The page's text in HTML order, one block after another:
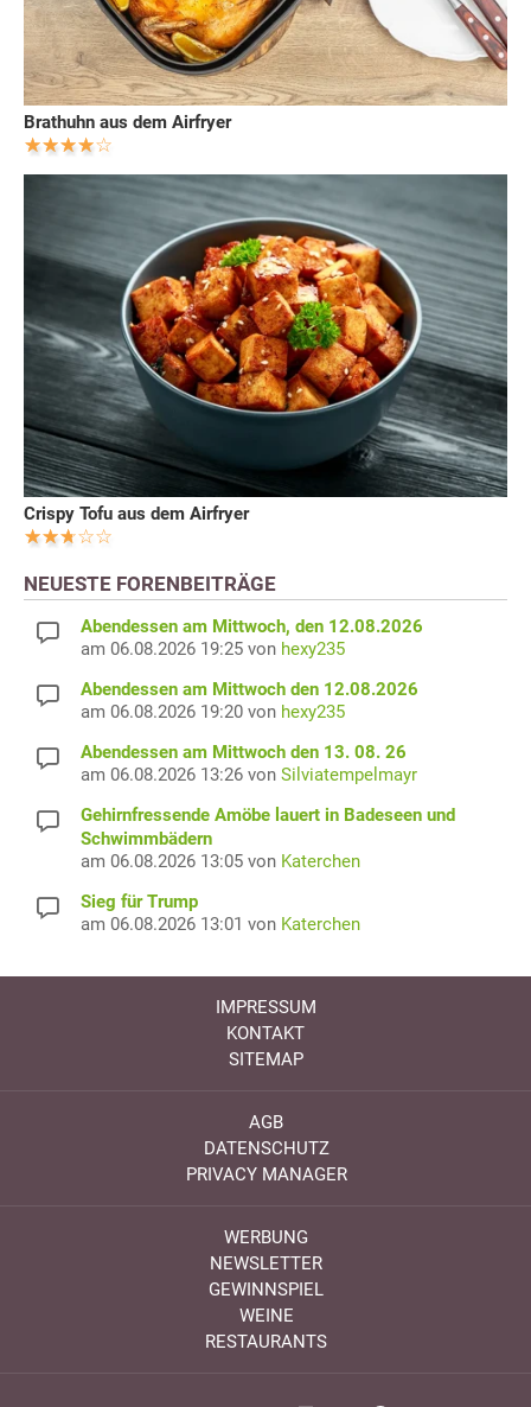
Brathuhn aus dem Airfryer
Crispy Tofu aus dem Airfryer
NEUESTE FORENBEITRÄGE
Abendessen am Mittwoch, den 12.08.2026
am 06.08.2026 19:25 von hexy235
Abendessen am Mittwoch den 12.08.2026
am 06.08.2026 19:20 von hexy235
Abendessen am Mittwoch den 13. 08. 26
am 06.08.2026 13:26 von Silviatempelmayr
Gehirnfressende Amöbe lauert in Badeseen und
Schwimmbädern
am 06.08.2026 13:05 von Katerchen
Sieg für Trump
am 06.08.2026 13:01 von Katerchen
IMPRESSUM
KONTAKT
SITEMAP
AGB
DATENSCHUTZ
PRIVACY MANAGER
WERBUNG
NEWSLETTER
GEWINNSPIEL
WEINE
RESTAURANTS